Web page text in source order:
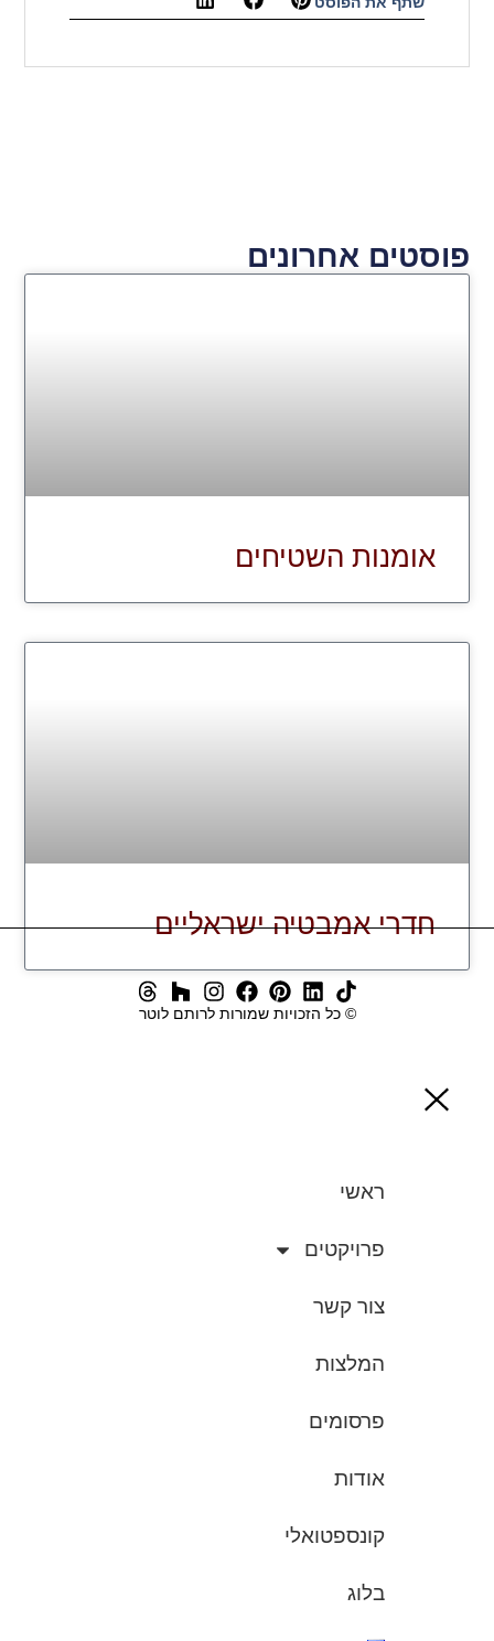
פוסטים אחרונים
אומנות השטיחים
חדרי אמבטיה ישראליים
© כל הזכויות שמורות לרותם לוטר
ראשי
פרויקטים
צור קשר
המלצות
פרסומים
אודות
קונספטואלי
בלוג